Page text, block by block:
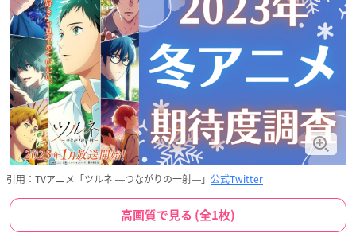
引用：TVアニメ「ツルネ ―つながりの一射―」 公式Twitter
高画質で見る (全1枚)